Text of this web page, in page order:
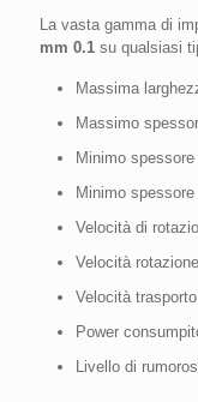
La vasta gamma di
mm 0.1 su qualsiasi
Massima
Massimo
Minimo
Minimo
Velocità di
Velocità
Velocità
Power
Livello di